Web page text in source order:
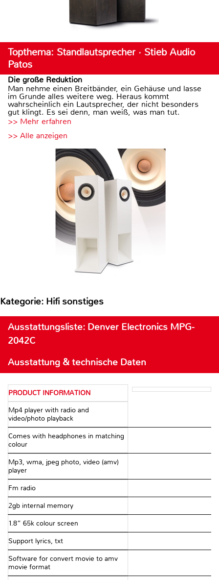
Topthema: Standlautsprecher · Stieb Audio
Patos
Die große Reduktion
Man nehme einen Breitbänder, ein Gehäuse und lasse
im Grunde alles weitere weg. Heraus kommt
wahrscheinlich ein Lautsprecher, der nicht besonders
gut klingt. Es sei denn, man weiß, was man tut.
>> Mehr erfahren
>> Alle anzeigen
Kategorie: Hifi sonstiges
Ausstattungsliste: Denver Electronics MPG-
2042C
Ausstattung & technische Daten
PRODUCT INFORMATION
Mp4 player with radio and
video/photo playback
Comes with headphones in matching
colour
Mp3, wma, jpeg photo, video (amv)
player
Fm radio
2gb internal memory
1.8” 65k colour screen
Support lyrics, txt
Software for convert movie to amv
movie format